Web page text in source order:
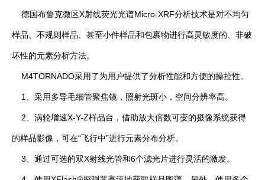
德国布鲁克微区X射线荧光光谱Micro-XRF分析技术是对不均匀
样品、不规则样品、甚至小件样品和包裹物进行高灵敏度的、非破
坏性的元素分析方法。
M4TORNADO采用了为用户提供了分析性能和方便的操控性。
1、采用多导毛细管聚焦镜，照射光斑小，空间分辨率高。
2、涡轮增速X-Y-Z样品台，借助放大倍数可变的摄像系统获得
的样品影像，可在“飞行中”进行元素分布分析。
3、通过可选的双X射线光管和6个滤光片进行灵活的激发。